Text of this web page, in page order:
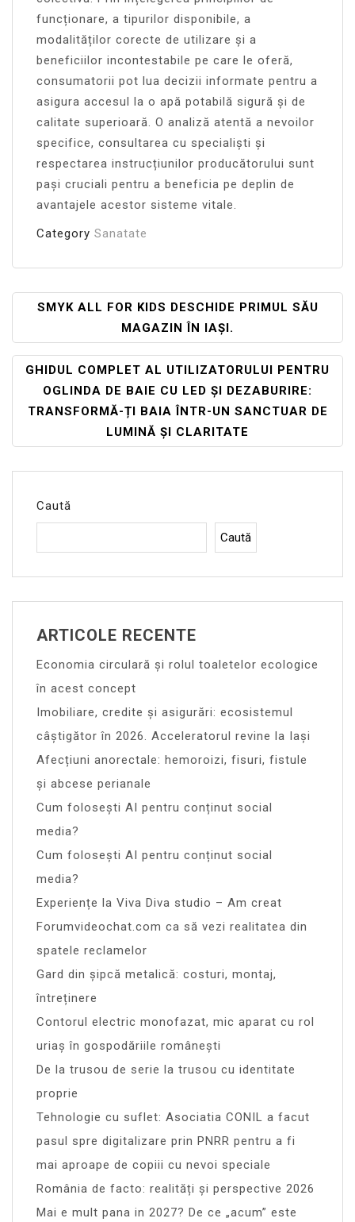
funcționare, a tipurilor disponibile, a
modalităților corecte de utilizare și a
beneficiilor incontestabile pe care le oferă,
consumatorii pot lua decizii informate pentru a
asigura accesul la o apă potabilă sigură și de
calitate superioară. O analiză atentă a nevoilor
specifice, consultarea cu specialiști și
respectarea instrucțiunilor producătorului sunt
pași cruciali pentru a beneficia pe deplin de
avantajele acestor sisteme vitale.
Category Sanatate
Navigare
În
Articole
SMYK ALL FOR KIDS DESCHIDE PRIMUL SĂU
MAGAZIN ÎN IAȘI.
GHIDUL COMPLET AL UTILIZATORULUI PENTRU
OGLINDA DE BAIE CU LED ȘI DEZABURIRE:
TRANSFORMĂ-ȚI BAIA ÎNTR-UN SANCTUAR DE
LUMINĂ ȘI CLARITATE
Caută
Caută
ARTICOLE RECENTE
Economia circulară și rolul toaletelor ecologice
în acest concept
Imobiliare, credite și asigurări: ecosistemul
câștigător în 2026. Acceleratorul revine la Iași
Afecțiuni anorectale: hemoroizi, fisuri, fistule
și abcese perianale
Cum folosești AI pentru conținut social
media?
Cum folosești AI pentru conținut social
media?
Experiențe la Viva Diva studio – Am creat
Forumvideochat.com ca să vezi realitatea din
spatele reclamelor
Gard din șipcă metalică: costuri, montaj,
întreținere
Contorul electric monofazat, mic aparat cu rol
uriaș în gospodăriile românești
De la trusou de serie la trusou cu identitate
proprie
Tehnologie cu suflet: Asociatia CONIL a facut
pasul spre digitalizare prin PNRR pentru a fi
mai aproape de copiii cu nevoi speciale
România de facto: realități și perspective 2026
Mai e mult pana in 2027? De ce „acum” este